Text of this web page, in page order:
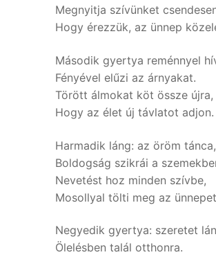
Megnyitja szívünket
Hogy érezzük, az ünnep
Második gyertya reménnyel
Fényével elűzi az árnyakat.
Törött álmokat köt össze újra,
Hogy az élet új távlatot adjon.
Harmadik láng: az öröm tánca,
Boldogság szikrái a
Nevetést hoz minden szívbe,
Mosollyal tölti meg az
Negyedik gyertya: szeretet
Ölelésben talál otthonra.